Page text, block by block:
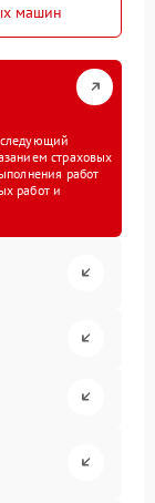
машин
страховых
работ
работ и